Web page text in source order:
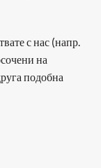
с нас (напр.
на
подобна